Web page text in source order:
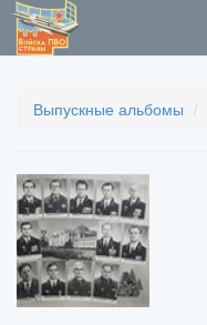
Выпускные альбомы